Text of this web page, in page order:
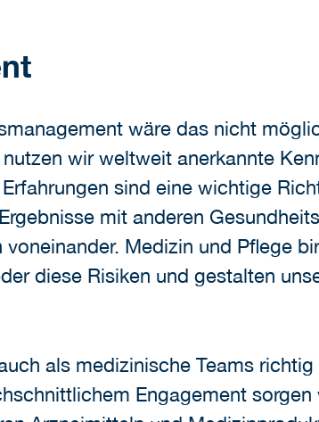
wäre das nicht
wir weltweit anerkannte
sind eine wichtige
mit anderen
Medizin und Pflege
diese Risiken und gestalten
als medizinische Teams
Engagement